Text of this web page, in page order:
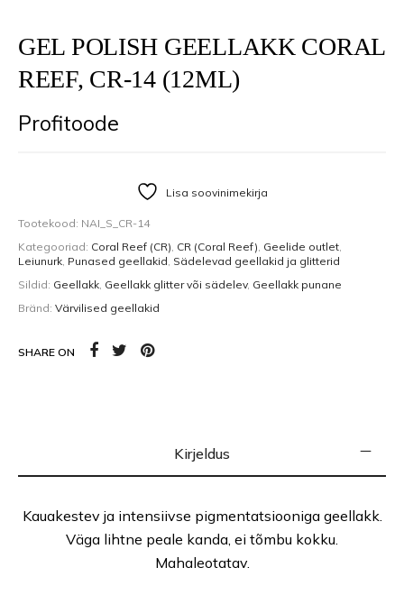
GEL POLISH GEELLAKK CORAL
REEF, CR-14 (12ML)
Profitoode
Lisa soovinimekirja
Tootekood: NAI_S_CR-14
Kategooriad: Coral Reef (CR), CR (Coral Reef), Geelide outlet,
Leiunurk, Punased geellakid, Sädelevad geellakid ja glitterid
Sildid: Geellakk, Geellakk glitter või sädelev, Geellakk punane
Bränd: Värvilised geellakid
SHARE ON
Kirjeldus
Kauakestev ja intensiivse pigmentatsiooniga geellakk.
Väga lihtne peale kanda, ei tõmbu kokku.
Mahaleotatav.